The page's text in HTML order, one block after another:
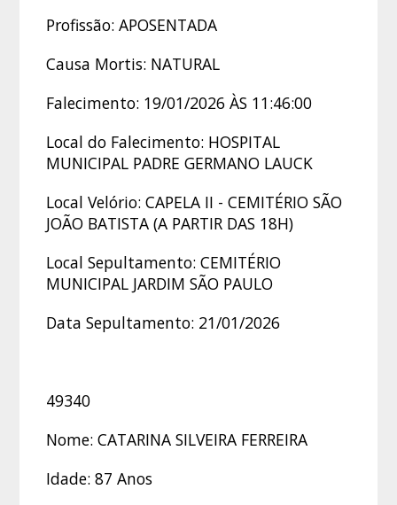
Profissão: APOSENTADA
Causa Mortis: NATURAL
Falecimento: 19/01/2026 ÀS 11:46:00
Local do Falecimento: HOSPITAL
MUNICIPAL PADRE GERMANO LAUCK
Local Velório: CAPELA II - CEMITÉRIO SÃO
JOÃO BATISTA (A PARTIR DAS 18H)
Local Sepultamento: CEMITÉRIO
MUNICIPAL JARDIM SÃO PAULO
Data Sepultamento: 21/01/2026
49340
Nome: CATARINA SILVEIRA FERREIRA
Idade: 87 Anos